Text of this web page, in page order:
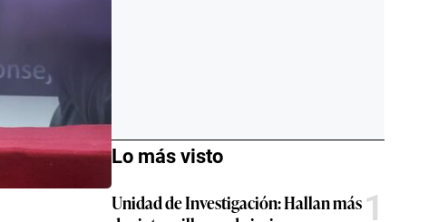
Lo más visto
Unidad de Investigación: Hallan más1